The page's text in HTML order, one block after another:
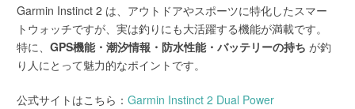
Garmin Instinct 2 は、アウトドアやスポーツに特化したスマー
トウォッチですが、実は釣りにも大活躍する機能が満載です。
特に、GPS機能・潮汐情報・防水性能・バッテリーの持ち が釣
り人にとって魅力的なポイントです。
公式サイトはこちら：Garmin Instinct 2 Dual Power